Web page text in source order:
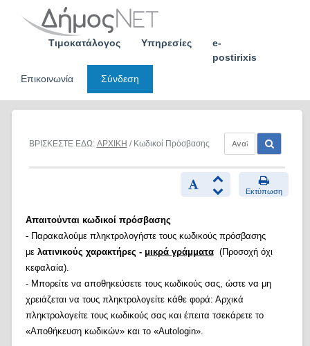
Τιμοκατάλογος Υπηρεσίες
e-
postirixis
Επικοινωνία
Σύνδεση
ΒΡΙΣΚΕΣΤΕ ΕΔΩ: ΑΡΧΙΚΗ / Κωδικοί Πρόσβασης
Εκτύπωση
Απαιτούνται κωδικοί πρόσβασης
- Παρακαλούμε πληκτρολογήστε τους κωδικούς πρόσβασης
με λατινικούς χαρακτήρες - μικρά γράμματα(Προσοχή όχι
κεφαλαία).
- Μπορείτε να αποθηκεύσετε τους κωδικούς σας, ώστε να μη
χρειάζεται να τους πληκτρολογείτε κάθε φορά: Αρχικά
πληκτρολογείτε τους κωδικούς σας και έπειτα τσεκάρετε το
«Αποθήκευση κωδικών» και το «Autologin».